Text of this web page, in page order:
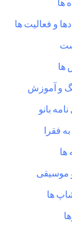
ها
و فعالیت ها
ها
و آموزش
بانو
فقرا
ها
موسیقی
ها